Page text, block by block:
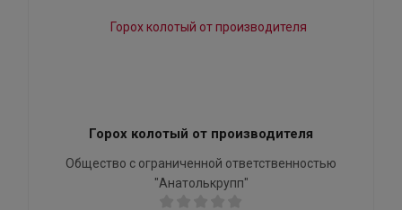
Горох колотый от производителя
Общество с ограниченной ответственностью
"Анатолькрупп"